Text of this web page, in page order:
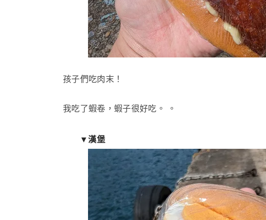
孩子們吃肉末！
我吃了蝦卷，蝦子很好吃。 。
▼漢堡